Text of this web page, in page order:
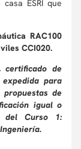
ESRI que
RAC100
CCI020.
certificado de
para
de
igual o
del Curso 1: